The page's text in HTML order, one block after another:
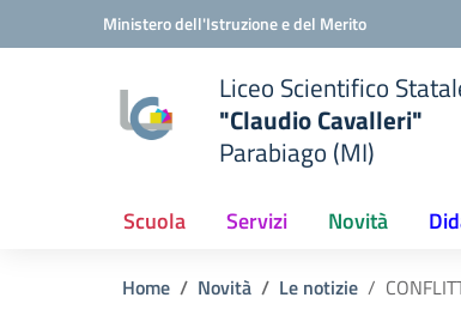
Vai ai contenuti
Vai al menu di navigazioneMinistero dell'Istruzione e del Merito
Liceo Scientifico
"Claudio Cavalleri"
Parabiago (MI)
Scuola Servizi Novità
Home Novità Le notizie